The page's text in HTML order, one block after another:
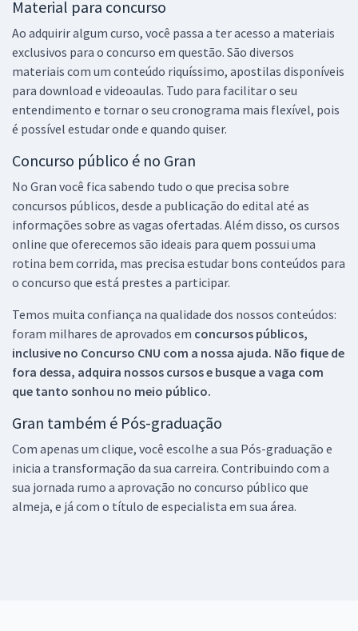
Material para concurso
Ao adquirir algum curso, você passa a ter acesso a materiais
exclusivos para o concurso em questão. São diversos
materiais com um conteúdo riquíssimo, apostilas disponíveis
para download e videoaulas. Tudo para facilitar o seu
entendimento e tornar o seu cronograma mais flexível, pois
é possível estudar onde e quando quiser.
Concurso público é no Gran
No Gran você fica sabendo tudo o que precisa sobre
concursos públicos, desde a publicação do edital até as
informações sobre as vagas ofertadas. Além disso, os cursos
online que oferecemos são ideais para quem possui uma
rotina bem corrida, mas precisa estudar bons conteúdos para
o concurso que está prestes a participar.
Temos muita confiança na qualidade dos nossos conteúdos:
foram milhares de aprovados em concursos públicos,
inclusive no Concurso CNU com a nossa ajuda. Não fique de
fora dessa, adquira nossos cursos e busque a vaga com
que tanto sonhou no meio público.
Gran também é Pós-graduação
Com apenas um clique, você escolhe a sua Pós-graduação e
inicia a transformação da sua carreira. Contribuindo com a
sua jornada rumo a aprovação no concurso público que
almeja, e já com o título de especialista em sua área.